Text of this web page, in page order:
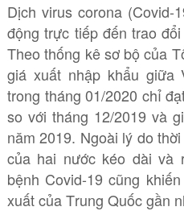
Dịch virus corona (Covid-
động trực tiếp đến trao
Theo thống kê sơ bộ của
giá xuất nhập khẩu giữa
trong tháng 01/2020 chỉ
so với tháng 12/2019 và
năm 2019. Ngoài lý do
của hai nước kéo dài và
bệnh Covid-19 cũng
xuất của Trung Quốc gần